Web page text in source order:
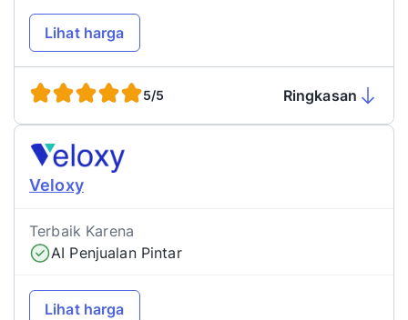
Lihat harga
5/5 Ringkasan
Veloxy
Terbaik Karena
AI Penjualan Pintar
Lihat harga